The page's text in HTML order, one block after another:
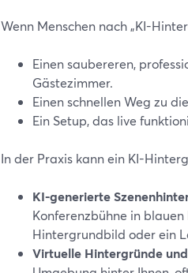
Wenn Menschen nach „KI-
Einen saubereren,
Gästezimmer.
Einen schnellen Weg zu
Ein Setup, das live
In der Praxis kann ein KI-
KI-generierte
Konferenzbühne in
Hintergrundbild oder ein
Virtuelle Hintergründe